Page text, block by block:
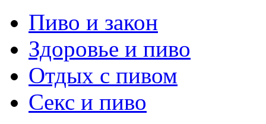
Пиво и закон
Здоровье и пиво
Отдых с пивом
Секс и пиво